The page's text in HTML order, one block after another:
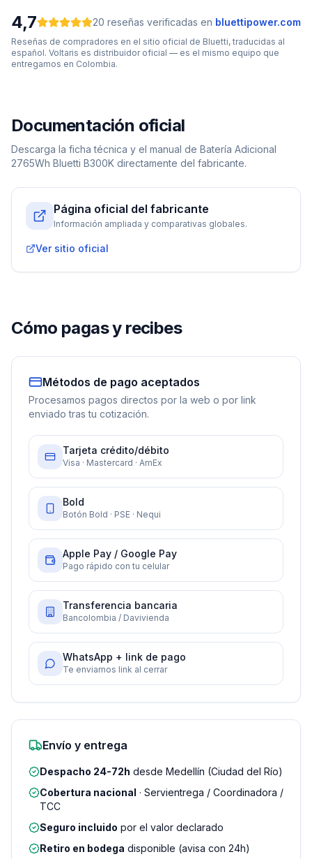
4,7 20 reseñas verificadas en bluettipower.com
Reseñas de compradores en el sitio oficial de Bluetti, traducidas al
español. Voltaris es distribuidor oficial — es el mismo equipo que
entregamos en Colombia.
Documentación oficial
Descarga la ficha técnica y el manual de Batería Adicional
2765Wh Bluetti B300K directamente del fabricante.
Página oficial del fabricante
Información ampliada y comparativas globales.
Ver sitio oficial
Cómo pagas y recibes
Métodos de pago aceptados
Procesamos pagos directos por la web o por link
enviado tras tu cotización.
Tarjeta crédito/débito
Visa · Mastercard · AmEx
Bold
Botón Bold · PSE · Nequi
Apple Pay / Google Pay
Pago rápido con tu celular
Transferencia bancaria
Bancolombia / Davivienda
WhatsApp + link de pago
Te enviamos link al cerrar
Envío y entrega
Despacho 24-72h desde Medellín (Ciudad del Río)
Cobertura nacional · Servientrega / Coordinadora /
TCC
Seguro incluido por el valor declarado
Retiro en bodega disponible (avisa con 24h)